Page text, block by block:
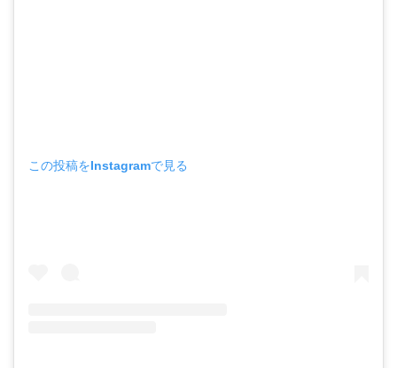
この投稿をInstagramで見る